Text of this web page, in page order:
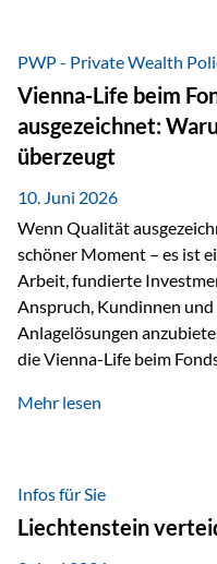
Leitfähigkeit aller Metalle.
zahlreiche
Silber findet sich unter
Elektrofahrzeugen
PWP - Private Wealth
Vienna-Life beim
ausgezeichnet:
überzeugt
10. Juni 2026
Wenn Qualität
schöner Moment – es ist
Arbeit, fundierte
Anspruch, Kundinnen
Anlagelösungen
die Vienna-Life beim
dieser Ehrung ist der
analysiert und verglichen
Auswahl der Vienna-Life
am Markt. Für uns ist
Mehr lesen
Infos für Sie
Liechtenstein